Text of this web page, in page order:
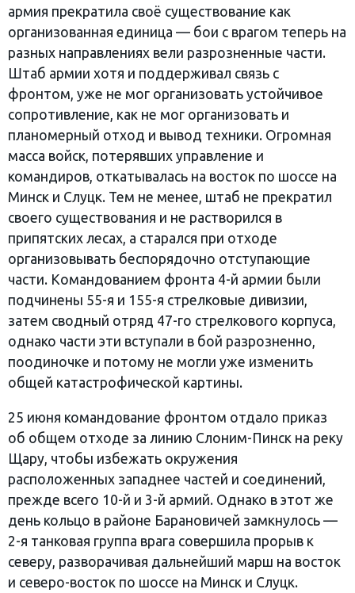
армия прекратила своё существование как
организованная единица — бои с врагом теперь на
разных направлениях вели разрозненные части.
Штаб армии хотя и поддерживал связь с
фронтом, уже не мог организовать устойчивое
сопротивление, как не мог организовать и
планомерный отход и вывод техники. Огромная
масса войск, потерявших управление и
командиров, откатывалась на восток по шоссе на
Минск и Слуцк. Тем не менее, штаб не прекратил
своего существования и не растворился в
припятских лесах, а старался при отходе
организовывать беспорядочно отступающие
части. Командованием фронта 4-й армии были
подчинены 55-я и 155-я стрелковые дивизии,
затем сводный отряд 47-го стрелкового корпуса,
однако части эти вступали в бой разрозненно,
поодиночке и потому не могли уже изменить
общей катастрофической картины.
25 июня командование фронтом отдало приказ
об общем отходе за линию Слоним-Пинск на реку
Щару, чтобы избежать окружения
расположенных западнее частей и соединений,
прежде всего 10-й и 3-й армий. Однако в этот же
день кольцо в районе Барановичей замкнулось —
2-я танковая группа врага совершила прорыв к
северу, разворачивая дальнейший марш на восток
и северо-восток по шоссе на Минск и Слуцк.